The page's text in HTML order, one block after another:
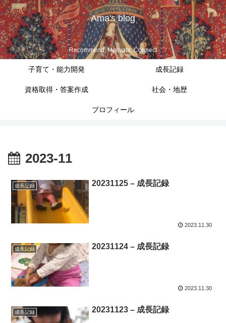
Ama's blog
Recommend, Motivate, Connect
子育て・能力開発 成長記録
資格取得・答案作成 社会・地歴
プロフィール
2023-11
成長記録 20231125 – 成長記録
2023.11.30
成長記録 20231124 – 成長記録
2023.11.30
成長記録 20231123 – 成長記録